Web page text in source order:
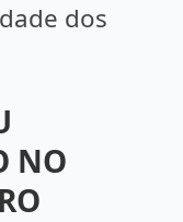
dos
NO